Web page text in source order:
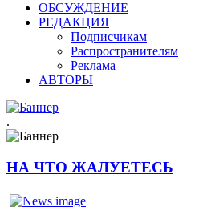
ОБСУЖДЕНИЕ
РЕДАКЦИЯ
Подписчикам
Распространителям
Реклама
АВТОРЫ
.
НА ЧТО ЖАЛУЕТЕСЬ